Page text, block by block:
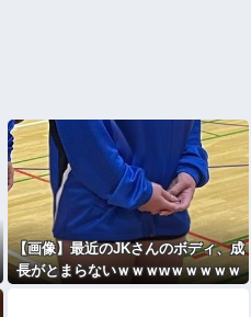
【画像】最近のJKさんのボディ、成
長がとまらないｗｗｗwｗｗｗｗｗ